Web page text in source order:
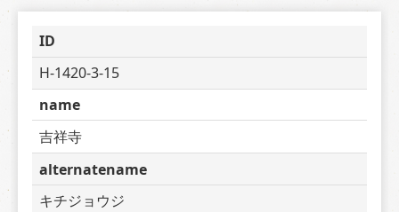
ID
H-1420-3-15
name
吉祥寺
alternatename
キチジョウジ